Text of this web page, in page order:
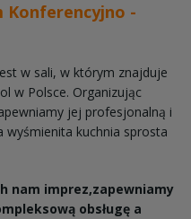
Konferencyjno -
w sali, w którym znajduje
w Polsce. Organizując
jej profesjonalną i
wyśmienita kuchnia sprosta
nam imprez,zapewniamy
obsługę a